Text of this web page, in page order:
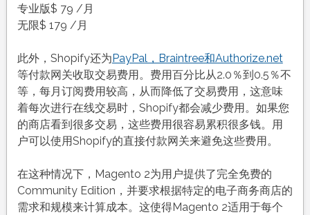
专业版$ 79 /月
无限$ 179 /月
此外，Shopify还为 PayPal，Braintree和Authorize.net
等付款网关收取交易费用。费用百分比从2.0％到0.5％不
等，每月订阅费用较高，从而降低了交易费用，这意味
着每次进行在线交易时，Shopify都会减少费用。如果您
的商店看到很多交易，这些费用很容易累积很多钱。用
户可以使用Shopify的直接付款网关来避免这些费用。
在这种情况下，Magento 2为用户提供了完全免费的
Community Edition，并要求根据特定的电子商务商店的
需求和规模来计算成本。这使得Magento 2适用于每个